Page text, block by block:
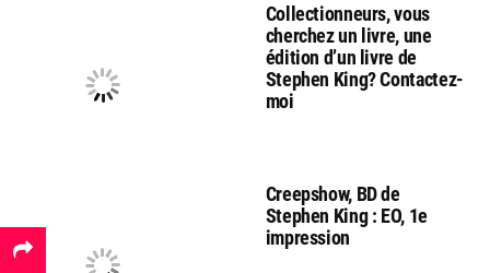
Collectionneurs, vous
cherchez un livre, une
édition d’un livre de
Stephen King? Contactez-
moi
Creepshow, BD de
Stephen King : EO, 1e
impression